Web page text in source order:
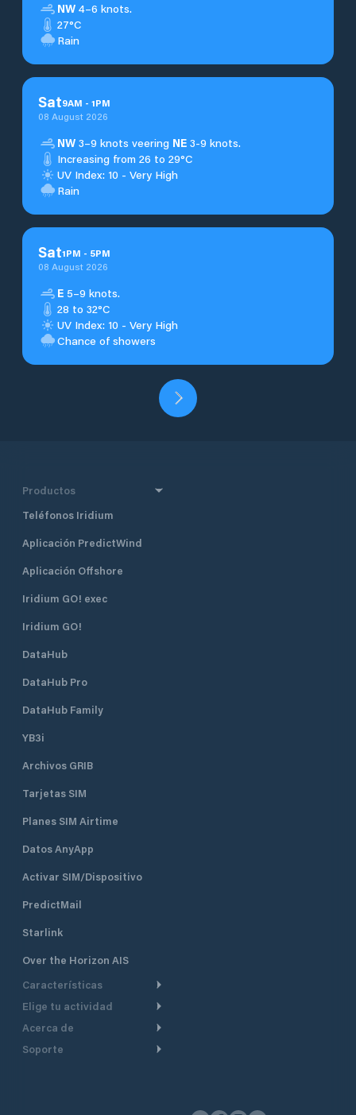
NW 4–6 knots.
27°C
Rain
Sat9AM - 1PM
08 August 2026
NW 3–9 knots veering NE 3-9 knots.
Increasing from 26 to 29°C
UV Index: 10 - Very High
Rain
Sat1PM - 5PM
08 August 2026
E 5–9 knots.
28 to 32°C
UV Index: 10 - Very High
Chance of showers
Productos
Teléfonos Iridium
Aplicación PredictWind
Aplicación Offshore
Iridium GO! exec
Iridium GO!
DataHub
DataHub Pro
DataHub Family
YB3i
Archivos GRIB
Tarjetas SIM
Planes SIM Airtime
Datos AnyApp
Activar SIM/Dispositivo
PredictMail
Starlink
Over the Horizon AIS
Características
Ruta Meteorológica
Elige tu actividad
Crucero
Navegación a motor
Acerca de
De un vistazo
Soporte